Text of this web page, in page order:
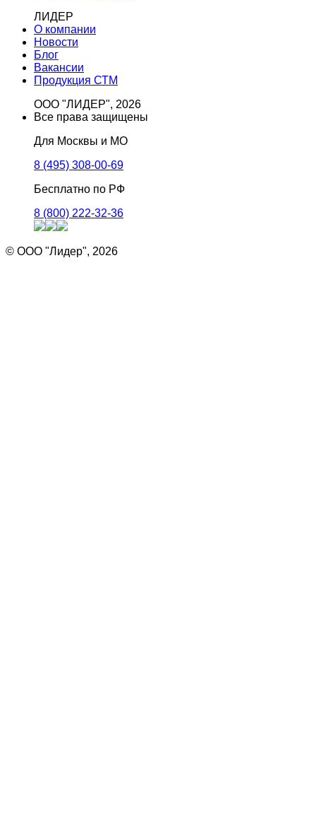
ЛИДЕР
О компании
Новости
Блог
Вакансии
Продукция СТМ
ООО "ЛИДЕР", 2026
Все права защищены
Для Москвы и МО
8 (495) 308-00-69
Бесплатно по РФ
8 (800) 222-32-36
© ООО "Лидер", 2026